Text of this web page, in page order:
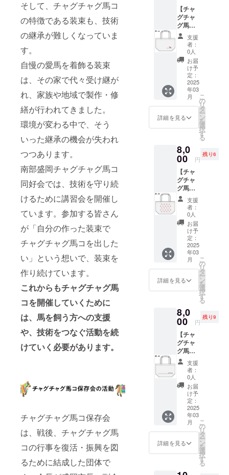
そして、チャグチャグ馬コ
の特徴である装束も、技術
の継承が難しくなっていま
す。
自慢の愛馬を着飾る装束
は、その家で代々受け継が
れ、家族や地域で製作・修
繕が行われてきました。
環境が変わる中で、そう
いった継承の機会が失われ
つつあります。
南部盛岡チャグチャグ馬コ
同好会では、技術を守り続
けるために講習会を開催し
ています。参加する皆さん
が「自分の作った装束で
チャグチャグ馬コを出した
い」という想いで、装束を
作り続けています。
これからもチャグチャグ馬
コを開催していくために
は、馬を飼う方への支援
や、技術をつなぐ活動を続
けていく必要があります。
チャグチャグ馬コ保存会
は、戦後、チャグチャグ馬
コの行事を復活・振興を図
るために結成した団体で
号は必
ずご入
力くだ
さい。
※返品・
交換は
承って
おりま
せんの
で、あ
らかじ
めご了
承くだ
さい。
グリー
ン ・イ
ンク
色：
黒、
赤、
青、緑
・ボー
ル径：
0.5mm
・芯径
（シャ
ープペ
ン）：
※リター
発送の
ため、
住所・
氏名・
電話番
号は必
ずご入
力くだ
さい。
※返品・
交換は
承って
おりま
せんの
で、あ
らかじ
めご了
【チャ
グチャ
グ馬コ
ランチ
バッグ
（柄：
Ａ）】
チャグ
チャグ
馬コを
デザイ
ンした
ランチ
バッグ
です。
・柄：
イズ：
W305×
H200×
マチ
100mm
（取手
部分の
みの高
さ：
100mm
ターン
品の発
送のた
め、住
所・氏
名・電
くださ
い。 ※
返品・
交換は
承って
おりま
せんの
で、あ
らかじ
めご了
承くだ
さい。
※サイズ
は商品
によっ
て多少
の差が
支援
者：
0人
お届
け予
定：
2025
年03
月
詳細を見る
こ
の
リ
タ
ー
ン
を
選
択
す
る
8,0
00 円
残り6
【チャ
グチャ
グ馬コ
ランチ
バッグ
（柄：
Ｂ）】
チャグ
チャグ
馬コを
デザイ
ンした
ランチ
バッグ
です。
・柄：
イズ：
W305×
H200×
マチ
100mm
（取手
部分の
みの高
さ：
100mm
ターン
品の発
送のた
め、住
所・氏
名・電
支援
者：
0人
お届
け予
定：
2025
年03
月
詳細を見る
こ
の
リ
タ
ー
ン
を
選
択
す
る
8,0
00 円
残り9
【チャ
グチャ
グ馬コ
ランチ
バッグ
（柄：
Ｄ）】
チャグ
チャグ
馬コを
デザイ
ンした
ランチ
バッグ
です。
・柄：
支援
者：
0人
お届
け予
定：
2025
年03
月
詳細を見る
こ
の
リ
タ
ー
ン
を
選
択
す
る